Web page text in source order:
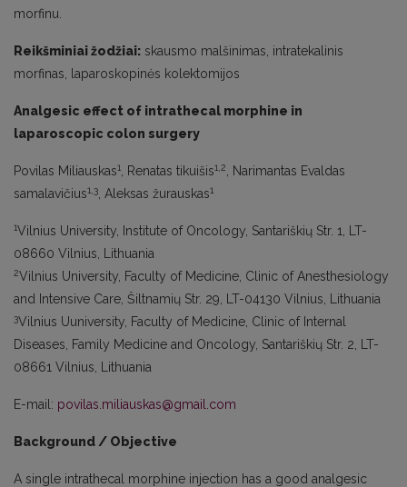
morfinu.
Reikšminiai žodžiai: skausmo malšinimas, intratekalinis
morfinas, laparoskopinės kolektomijos
Analgesic effect of intrathecal morphine in
laparoscopic colon surgery
Povilas Miliauskas1 , Renatas tikuišis1,2
, Narimantas Evaldas
samalavičius1,3 , Aleksas žurauskas1
1Vilnius University, Institute of Oncology, Santariškių Str. 1, LT-
08660 Vilnius, Lithuania
2Vilnius University, Faculty of Medicine, Clinic of Anesthesiology
and Intensive Care, Šiltnamių Str. 29, LT-04130 Vilnius, Lithuania
3Vilnius Uuniversity, Faculty of Medicine, Clinic of Internal
Diseases, Family Medicine and Oncology, Santariškių Str. 2, LT-
08661 Vilnius, Lithuania
E-mail: povilas.miliauskas@gmail.com
Background / Objective
A single intrathecal morphine injection has a good analgesic